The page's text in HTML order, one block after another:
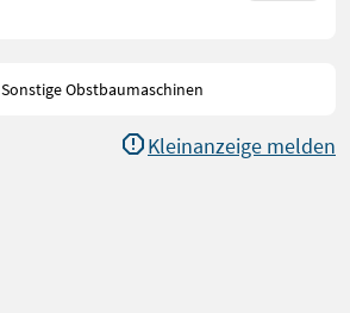
Sonstige Obstbaumaschinen
Kleinanzeige melden